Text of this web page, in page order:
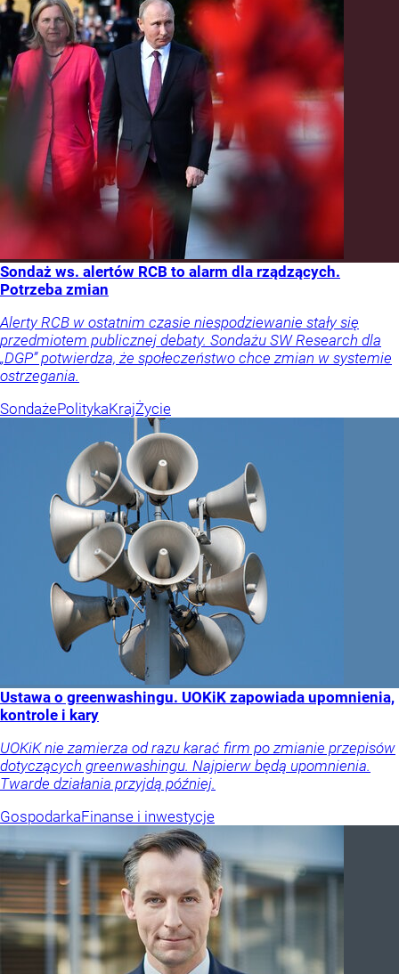
Sondaż ws. alertów RCB to alarm dla rządzących.
Potrzeba zmian
Alerty RCB w ostatnim czasie niespodziewanie stały się
przedmiotem publicznej debaty. Sondażu SW Research dla
„DGP” potwierdza, że społeczeństwo chce zmian w systemie
ostrzegania.
SondażePolitykaKrajŻycie
Ustawa o greenwashingu. UOKiK zapowiada upomnienia,
kontrole i kary
UOKiK nie zamierza od razu karać firm po zmianie przepisów
dotyczących greenwashingu. Najpierw będą upomnienia.
Twarde działania przyjdą później.
GospodarkaFinanse i inwestycje